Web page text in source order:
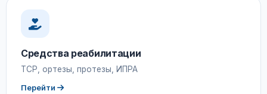
Средства реабилитации
ТСР, ортезы, протезы, ИПРА
Перейти